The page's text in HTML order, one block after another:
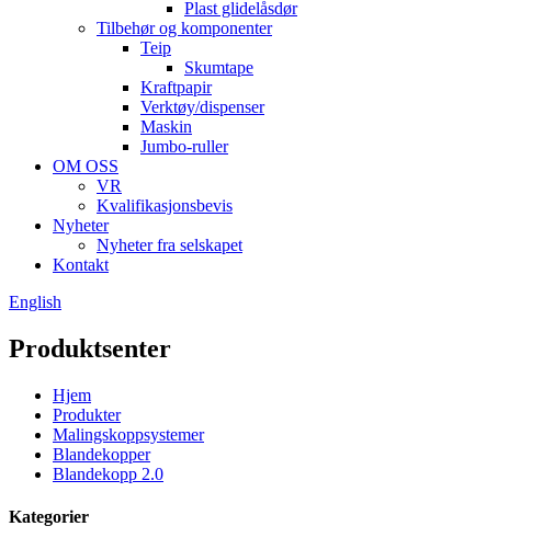
Plast glidelåsdør
Tilbehør og komponenter
Teip
Skumtape
Kraftpapir
Verktøy/dispenser
Maskin
Jumbo-ruller
OM OSS
VR
Kvalifikasjonsbevis
Nyheter
Nyheter fra selskapet
Kontakt
English
Produktsenter
Hjem
Produkter
Malingskoppsystemer
Blandekopper
Blandekopp 2.0
Kategorier